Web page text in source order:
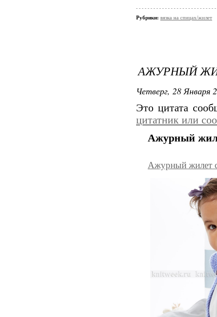
Рубрики: вязка на спицах/жилет
АЖУРНЫЙ
Четверг, 28 Января
Это цитата
цитатник или
Ажурный
Ажурный жилет